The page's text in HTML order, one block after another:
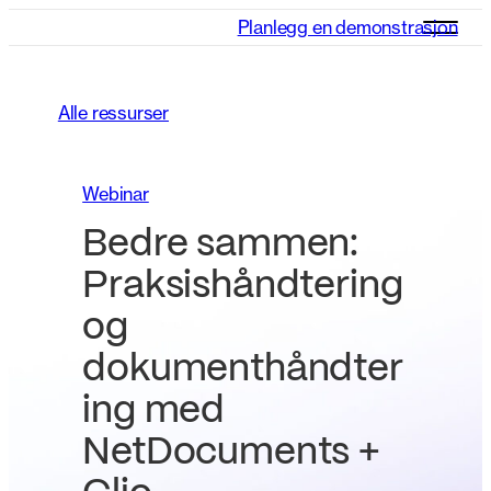
Planlegg en demonstrasjon
Alle ressurser
Webinar
Bedre sammen:
Praksishåndtering
og
dokumenthåndter
ing med
NetDocuments +